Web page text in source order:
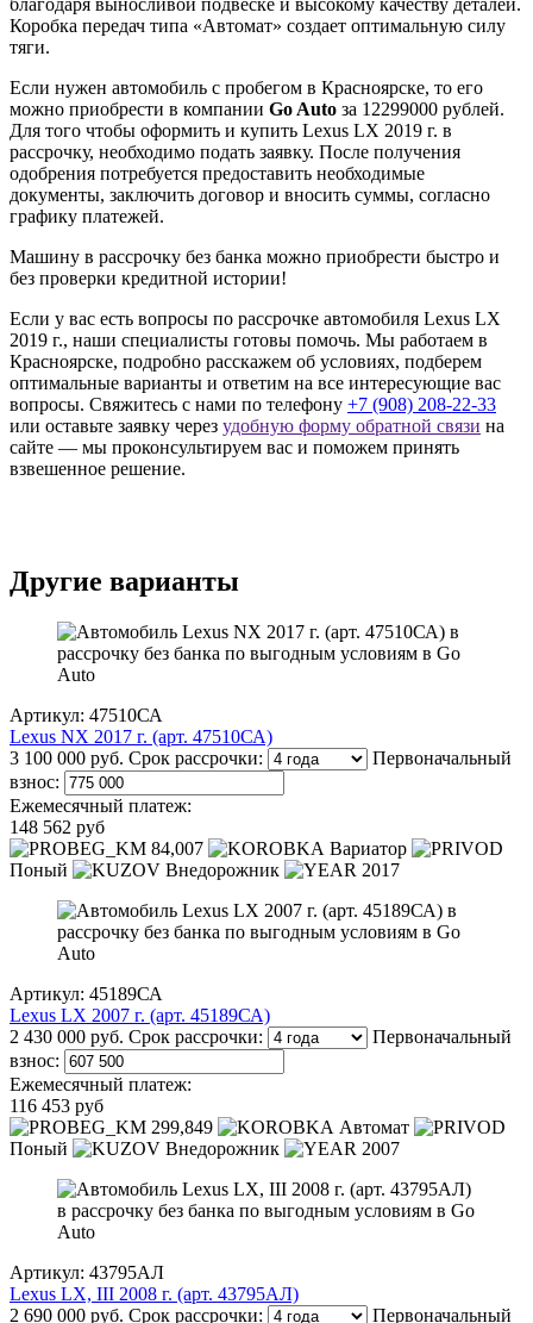
благодаря выносливой подвеске и высокому качеству деталей.
Коробка передач типа «Автомат» создает оптимальную силу
тяги.
Если нужен автомобиль с пробегом в Красноярске, то его
можно приобрести в компании Go Auto за 12299000 рублей.
Для того чтобы оформить и купить Lexus LX 2019 г. в
рассрочку, необходимо подать заявку. После получения
одобрения потребуется предоставить необходимые
документы, заключить договор и вносить суммы, согласно
графику платежей.
Машину в рассрочку без банка можно приобрести быстро и
без проверки кредитной истории!
Если у вас есть вопросы по рассрочке автомобиля Lexus LX
2019 г., наши специалисты готовы помочь. Мы работаем в
Красноярске, подробно расскажем об условиях, подберем
оптимальные варианты и ответим на все интересующие вас
вопросы. Свяжитесь с нами по телефону +7 (908) 208-22-33
или оставьте заявку через удобную форму обратной связи на
сайте — мы проконсультируем вас и поможем принять
взвешенное решение.
Другие варианты
Артикул: 47510СА
Lexus NX 2017 г. (арт. 47510СА)
3 100 000 руб. Срок рассрочки:
Первоначальный
взнос:
Ежемесячный платеж:
148 562 руб
84,007
Вариатор
Поный
Внедорожник 2017
Артикул: 45189СА
Lexus LX 2007 г. (арт. 45189СА)
2 430 000 руб. Срок рассрочки:
Первоначальный
взнос:
Ежемесячный платеж:
116 453 руб
299,849
Автомат
Поный
Внедорожник 2007
Артикул: 43795АЛ
Lexus LX, III 2008 г. (арт. 43795АЛ)
2 690 000 руб. Срок рассрочки: Первоначальный